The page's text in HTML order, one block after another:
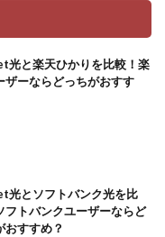
光と楽天ひかりを比較！楽
ザーならどっちがおすす
光とソフトバンク光を比
フトバンクユーザーならど
おすすめ？